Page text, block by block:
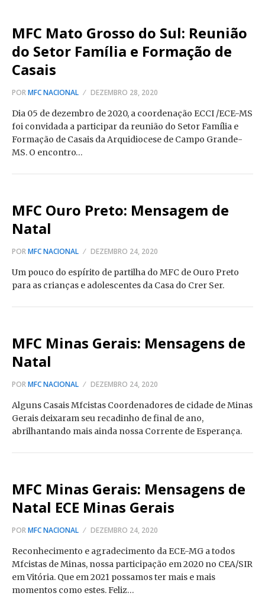
MFC Mato Grosso do Sul: Reunião
do Setor Família e Formação de
Casais
PORMFC NACIONAL DEZEMBRO 28, 2020
Dia 05 de dezembro de 2020, a coordenação ECCI /ECE-MS
foi convidada a participar da reunião do Setor Família e
Formação de Casais da Arquidiocese de Campo Grande-
MS. O encontro…
MFC Ouro Preto: Mensagem de
Natal
PORMFC NACIONAL DEZEMBRO 24, 2020
Um pouco do espírito de partilha do MFC de Ouro Preto
para as crianças e adolescentes da Casa do Crer Ser.
MFC Minas Gerais: Mensagens de
Natal
PORMFC NACIONAL DEZEMBRO 24, 2020
Alguns Casais Mfcistas Coordenadores de cidade de Minas
Gerais deixaram seu recadinho de final de ano,
abrilhantando mais ainda nossa Corrente de Esperança.
MFC Minas Gerais: Mensagens de
Natal ECE Minas Gerais
PORMFC NACIONAL DEZEMBRO 24, 2020
Reconhecimento e agradecimento da ECE-MG a todos
Mfcistas de Minas, nossa participação em 2020 no CEA/SIR
em Vitória. Que em 2021 possamos ter mais e mais
momentos como estes. Feliz…